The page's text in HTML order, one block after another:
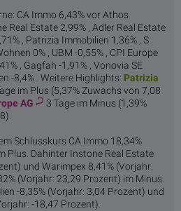
CA Immo 6,43% vor Athos
Real Estate 2,99% , Adler Real Estate
, Patrizia Immobilien 1,36% , S
0% , UBM -0,55% , CPI Europe
, Gagfah -1,91% , Vonovia SE
-8,4% . Weitere Highlights: Patrizia
im Plus (5,37% Zuwachs von 7,08
AG
3 Tage im Minus (1,39%
Schlusskurs CA Immo 18,34%
Plus. Dahinter Instone Real Estate
und Warimpex 8,41% (Vorjahr:
(Vorjahr: 23,29 Prozent) im Minus.
-8,35% (Vorjahr: 3,04 Prozent) und
-18,47 Prozent).